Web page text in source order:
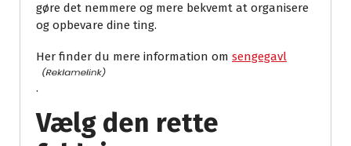
gøre det nemmere og mere bekvemt at organisere
og opbevare dine ting.
Her finder du mere information om sengegavl
.
Vælg den rette